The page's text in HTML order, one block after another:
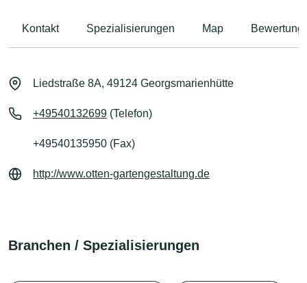
Kontakt Spezialisierungen Map
Liedstraße 8A, 49124 Georgsmarienhütte
+49540132699 (Telefon)
+49540135950 (Fax)
http://www.otten-gartengestaltung.de
Branchen / Spezialisierungen